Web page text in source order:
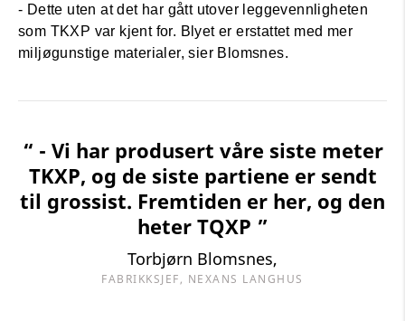
- Dette uten at det har gått utover leggevennligheten
som TKXP var kjent for. Blyet er erstattet med mer
miljøgunstige materialer, sier Blomsnes.
“ - Vi har produsert våre siste meter
TKXP, og de siste partiene er sendt
til grossist. Fremtiden er her, og den
heter TQXP ”
Torbjørn Blomsnes,
FABRIKKSJEF, NEXANS LANGHUS